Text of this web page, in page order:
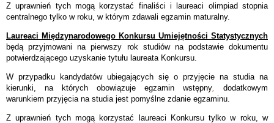
Z uprawnień tych mogą korzystać finaliści i laureaci olimpiad stopnia
centralnego tylko w roku, w którym zdawali egzamin maturalny.
Laureaci Międzynarodowego Konkursu Umiejętności Statystycznych
będą przyjmowani na pierwszy rok studiów na podstawie dokumentu
potwierdzającego uzyskanie tytułu laureata Konkursu.
W przypadku kandydatów ubiegających się o przyjęcie na studia na
kierunki, na których obowiązuje egzamin wstępny
dodatkowym
warunkiem przyjęcia na studia jest pomyślne zdanie egzaminu.
Z uprawnień tych mogą korzystać laureaci Konkursu tylko w roku, w